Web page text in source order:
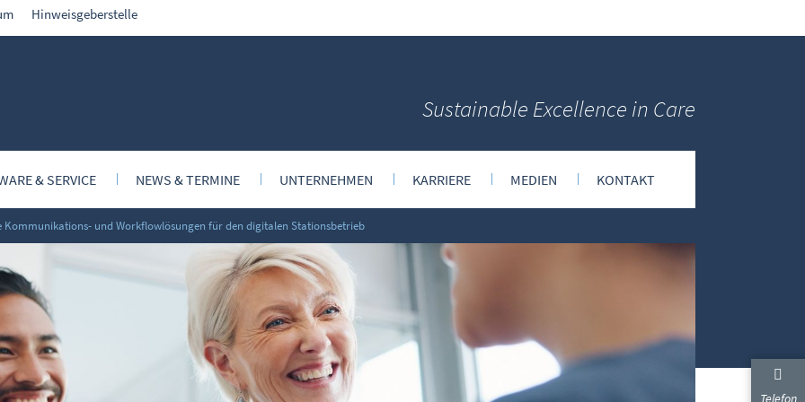
Hinweisgeberstelle
Sustainable Excellence in Care
& SERVICE
Schritt zur KI-Strategie
Chat
NEWS & TERMINE
News
Veranstaltungstermine
Kunden- und Partnertage
UNTERNEHMEN
Über uns
Nursing Informatics & Science
Collaborative
Ansprechpartner
Referenzen
KARRIERE MEDIEN
Datenblätter
KONTAKT
Kommunikations- und Workflowlösungen für den digitalen Stationsbetrieb
Telefon